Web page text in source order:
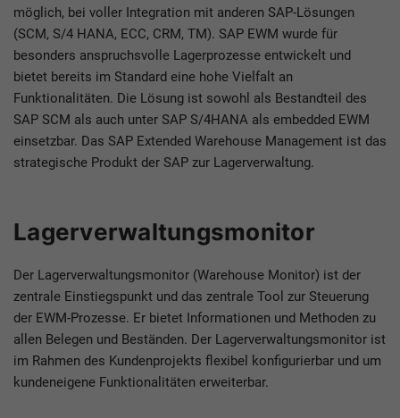
möglich, bei voller Integration mit anderen SAP-Lösungen
(SCM, S/4 HANA, ECC, CRM, TM). SAP EWM wurde für
besonders anspruchsvolle Lagerprozesse entwickelt und
bietet bereits im Standard eine hohe Vielfalt an
Funktionalitäten. Die Lösung ist sowohl als Bestandteil des
SAP SCM als auch unter SAP S/4HANA als embedded EWM
einsetzbar. Das SAP Extended Warehouse Management ist das
strategische Produkt der SAP zur Lagerverwaltung.
Lagerverwaltungsmonitor
Der Lagerverwaltungsmonitor (Warehouse Monitor) ist der
zentrale Einstiegspunkt und das zentrale Tool zur Steuerung
der EWM-Prozesse. Er bietet Informationen und Methoden zu
allen Belegen und Beständen. Der Lagerverwaltungsmonitor ist
im Rahmen des Kundenprojekts flexibel konfigurierbar und um
kundeneigene Funktionalitäten erweiterbar.